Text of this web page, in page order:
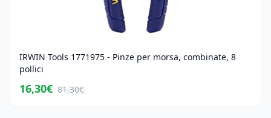
IRWIN Tools 1771975 - Pinze per morsa, combinate, 8
pollici
16,30€ 81,30€